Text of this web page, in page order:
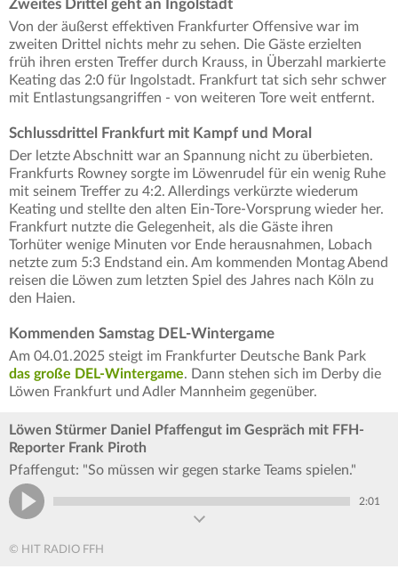
Zweites Drittel geht an Ingolstadt
Von der äußerst effektiven Frankfurter Offensive war im
zweiten Drittel nichts mehr zu sehen. Die Gäste erzielten
früh ihren ersten Treffer durch Krauss, in Überzahl markierte
Keating das 2:0 für Ingolstadt. Frankfurt tat sich sehr schwer
mit Entlastungsangriffen - von weiteren Tore weit entfernt.
Schlussdrittel Frankfurt mit Kampf und Moral
Der letzte Abschnitt war an Spannung nicht zu überbieten.
Frankfurts Rowney sorgte im Löwenrudel für ein wenig Ruhe
mit seinem Treffer zu 4:2. Allerdings verkürzte wiederum
Keating und stellte den alten Ein-Tore-Vorsprung wieder her.
Frankfurt nutzte die Gelegenheit, als die Gäste ihren
Torhüter wenige Minuten vor Ende herausnahmen, Lobach
netzte zum 5:3 Endstand ein. Am kommenden Montag Abend
reisen die Löwen zum letzten Spiel des Jahres nach Köln zu
den Haien.
Kommenden Samstag DEL-Wintergame
Am 04.01.2025 steigt im Frankfurter Deutsche Bank Park
das große DEL-Wintergame. Dann stehen sich im Derby die
Löwen Frankfurt und Adler Mannheim gegenüber.
Löwen Stürmer Daniel Pfaffengut im Gespräch mit FFH-
Reporter Frank Piroth
Pfaffengut: "So müssen wir gegen starke Teams spielen."
2:01
© HIT RADIO FFH